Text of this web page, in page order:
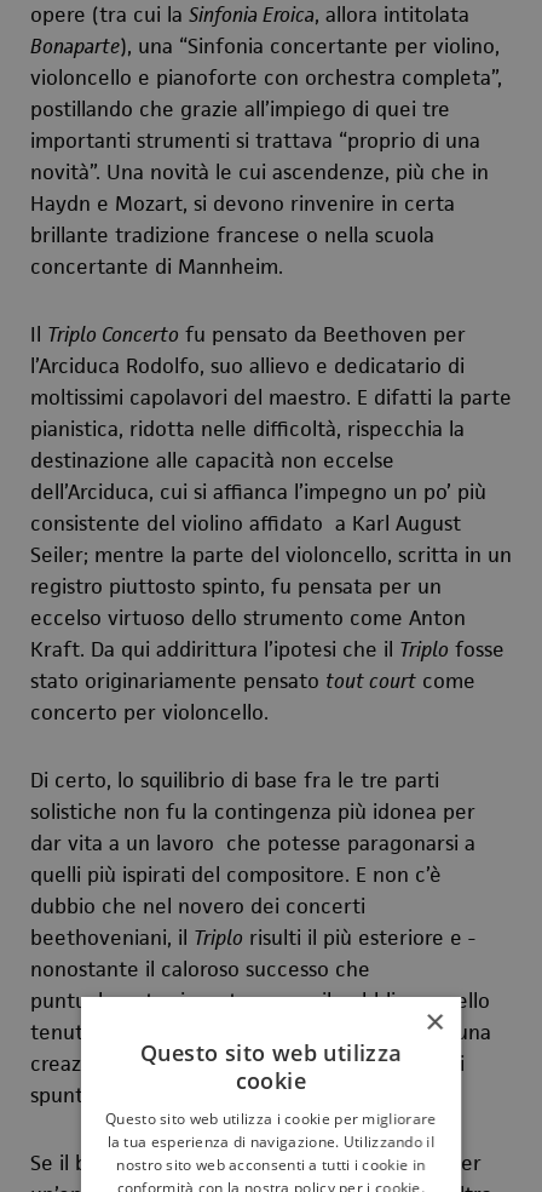
opere (tra cui la Sinfonia Eroica, allora intitolata
Bonaparte), una “Sinfonia concertante per violino,
violoncello e pianoforte con orchestra completa”,
postillando che grazie all’impiego di quei tre
importanti strumenti si trattava “proprio di una
novità”. Una novità le cui ascendenze, più che in
Haydn e Mozart, si devono rinvenire in certa
brillante tradizione francese o nella scuola
concertante di Mannheim.
Il Triplo Concerto fu pensato da Beethoven per
l’Arciduca Rodolfo, suo allievo e dedicatario di
moltissimi capolavori del maestro. E difatti la parte
pianistica, ridotta nelle difficoltà, rispecchia la
destinazione alle capacità non eccelse
dell’Arciduca, cui si affianca l’impegno un po’ più
consistente del violino affidato a Karl August
Seiler; mentre la parte del violoncello, scritta in un
registro piuttosto spinto, fu pensata per un
eccelso virtuoso dello strumento come Anton
Kraft. Da qui addirittura l’ipotesi che il Triplo fosse
stato originariamente pensato tout court come
concerto per violoncello.
Di certo, lo squilibrio di base fra le tre parti
solistiche non fu la contingenza più idonea per
dar vita a un lavoro che potesse paragonarsi a
quelli più ispirati del compositore. E non c’è
dubbio che nel novero dei concerti
beethoveniani, il Triplo risulti il più esteriore e -
nonostante il caloroso successo che
puntualmente riscuote presso il pubblico- quello
tenuto in minor conto dalla critica. Ma resta una
creazione di grandissimo intrattenimento e di
spunti notevoli.
Se il brillante primo movimento si distingue per
×
Questo sito web utilizza
cookie
Questo sito web utilizza i cookie per migliorare
la tua esperienza di navigazione. Utilizzando il
nostro sito web acconsenti a tutti i cookie in
conformità con la nostra policy per i cookie.